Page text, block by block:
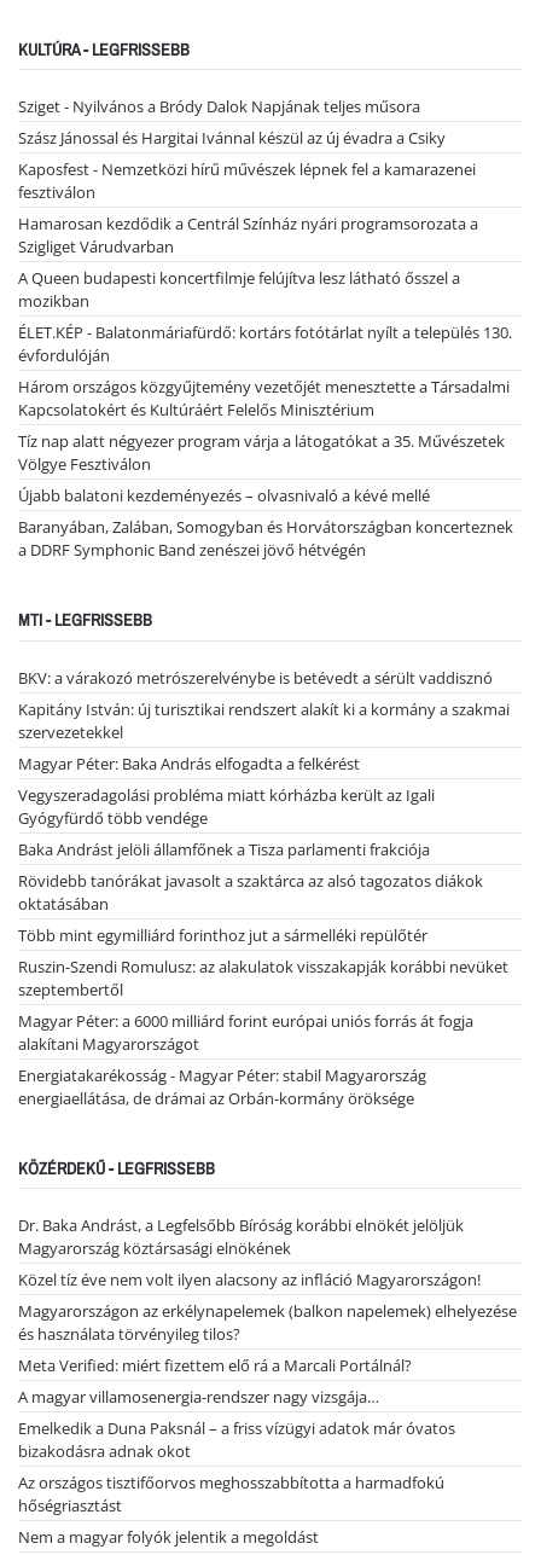
KULTÚRA - LEGFRISSEBB
Sziget - Nyilvános a Bródy Dalok Napjának teljes műsora
Szász Jánossal és Hargitai Ivánnal készül az új évadra a Csiky
Kaposfest - Nemzetközi hírű művészek lépnek fel a kamarazenei
fesztiválon
Hamarosan kezdődik a Centrál Színház nyári programsorozata a
Szigliget Várudvarban
A Queen budapesti koncertfilmje felújítva lesz látható ősszel a
mozikban
ÉLET.KÉP - Balatonmáriafürdő: kortárs fotótárlat nyílt a település 130.
évfordulóján
Három országos közgyűjtemény vezetőjét menesztette a Társadalmi
Kapcsolatokért és Kultúráért Felelős Minisztérium
Tíz nap alatt négyezer program várja a látogatókat a 35. Művészetek
Völgye Fesztiválon
Újabb balatoni kezdeményezés – olvasnivaló a kévé mellé
Baranyában, Zalában, Somogyban és Horvátországban koncerteznek
a DDRF Symphonic Band zenészei jövő hétvégén
MTI - LEGFRISSEBB
BKV: a várakozó metrószerelvénybe is betévedt a sérült vaddisznó
Kapitány István: új turisztikai rendszert alakít ki a kormány a szakmai
szervezetekkel
Magyar Péter: Baka András elfogadta a felkérést
Vegyszeradagolási probléma miatt kórházba került az Igali
Gyógyfürdő több vendége
Baka Andrást jelöli államfőnek a Tisza parlamenti frakciója
Rövidebb tanórákat javasolt a szaktárca az alsó tagozatos diákok
oktatásában
Több mint egymilliárd forinthoz jut a sármelléki repülőtér
Ruszin-Szendi Romulusz: az alakulatok visszakapják korábbi nevüket
szeptembertől
Magyar Péter: a 6000 milliárd forint európai uniós forrás át fogja
alakítani Magyarországot
Energiatakarékosság - Magyar Péter: stabil Magyarország
energiaellátása, de drámai az Orbán-kormány öröksége
KÖZÉRDEKŰ - LEGFRISSEBB
Dr. Baka Andrást, a Legfelsőbb Bíróság korábbi elnökét jelöljük
Magyarország köztársasági elnökének
Közel tíz éve nem volt ilyen alacsony az infláció Magyarországon!
Magyarországon az erkélynapelemek (balkon napelemek) elhelyezése
és használata törvényileg tilos?
Meta Verified: miért fizettem elő rá a Marcali Portálnál?
A magyar villamosenergia-rendszer nagy vizsgája…
Emelkedik a Duna Paksnál – a friss vízügyi adatok már óvatos
bizakodásra adnak okot
Az országos tisztifőorvos meghosszabbította a harmadfokú
hőségriasztást
Nem a magyar folyók jelentik a megoldást